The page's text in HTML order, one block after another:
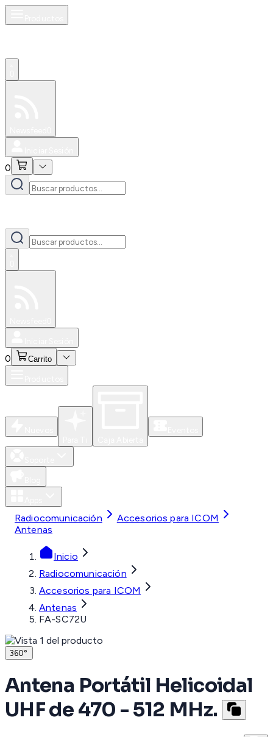
0
0 Carrito
Radiocomunicación
Accesorios para ICOM
Antenas
Inicio
Radiocomunicación
Accesorios para ICOM
Antenas
FA-SC72U
360°
Antena Portátil Helicoidal
UHF de 470 - 512 MHz.